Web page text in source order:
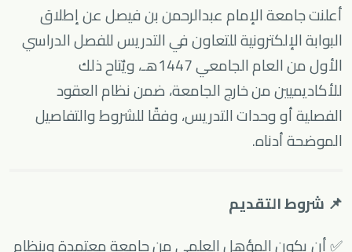
أعلنت جامعة الإمام عبدالرحمن بن فيصل عن إطلاق
البوابة الإلكترونية للتعاون في التدريس للفصل الدراسي
الأول من العام الجامعي 1447هـ، ويُتاح ذلك
للأكاديميين من خارج الجامعة، ضمن نظام العقود
الفصلية أو وحدات التدريس، وفقًا للشروط والتفاصيل
الموضحة أدناه.
📌 شروط التقديم
✅ أن يكون المؤهل العلمي من جامعة معتمدة وبنظام